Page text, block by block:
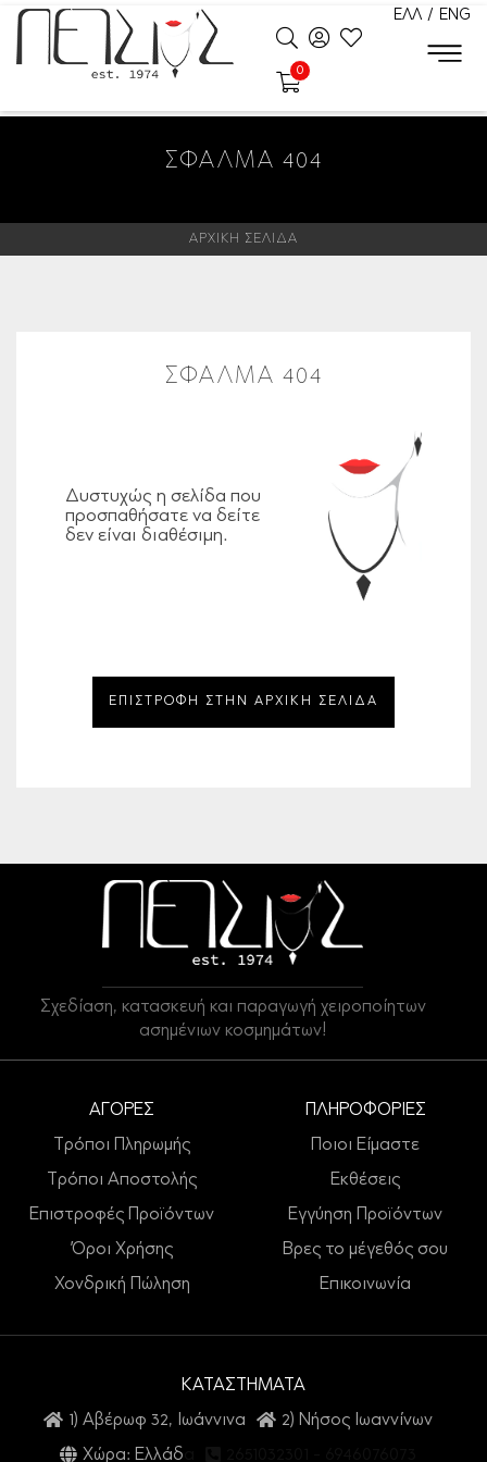
ΕΛΛ / ENG
0
ΣΦΆΛΜΑ 404
ΑΡΧΙΚΗ ΣΕΛΙΔΑ
ΣΦΑΛΜΑ 404
Δυστυχώς η σελίδα που
προσπαθήσατε να δείτε
δεν είναι διαθέσιμη.
ΕΠΙΣΤΡΟΦΗ ΣΤΗΝ ΑΡΧΙΚΗ ΣΕΛΙΔΑ
Σχεδίαση, κατασκευή και παραγωγή χειροποίητων
ασημένιων κοσμημάτων!
ΑΓΟΡΕΣ
Τρόποι Πληρωμής
Τρόποι Αποστολής
Επιστροφές Προϊόντων
Όροι Χρήσης
Χονδρική Πώληση
ΠΛΗΡΟΦΟΡΙΕΣ
Ποιοι Είμαστε
Εκθέσεις
Εγγύηση Προϊόντων
Βρες το μέγεθός σου
Επικοινωνία
ΚΑΤΑΣΤΗΜΑΤΑ
1) Αβέρωφ 32, Ιωάννινα
2) Νήσος Ιωαννίνων
Χώρα: Ελλάδα